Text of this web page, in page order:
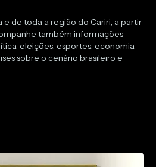
e de toda a região do Cariri, a partir
também informações
eleições, esportes, economia,
sobre o cenário brasileiro e